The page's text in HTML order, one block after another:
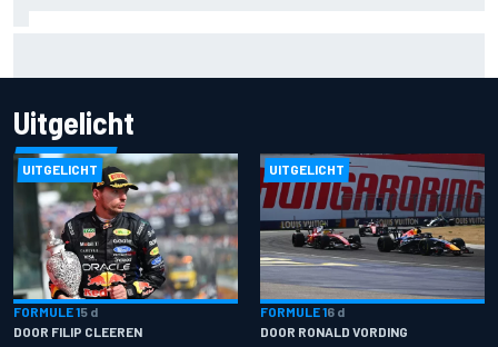
Uitgelicht
UITGELICHT
FORMULE 15 d
DOOR FILIP CLEEREN
UITGELICHT
FORMULE 16 d
DOOR RONALD VORDING